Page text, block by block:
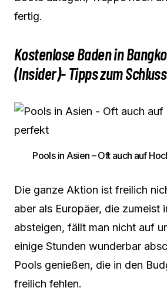
fertig.
Kostenlose Baden in
(Insider)- Tipps zum Schluss
Pools in Asien – Oft auch auf
Die ganze Aktion ist freilich
aber als Europäer, die zumeist
absteigen, fällt man nicht auf
einige Stunden wunderbar
Pools genießen, die in den
freilich fehlen.